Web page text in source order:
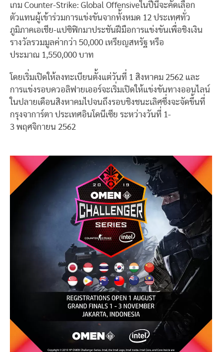
เกม Counter-Strike: Global Offensiveในปีนี้จะคัดเลือก
ตัวแทนผู้เข้าร่วมการแข่งขันจากทั้งหมด 12 ประเทศทั่ว
ภูมิภาคเอเชีย-แปซิฟิกมาประชันฝีมือการแข่งขันเพื่อชิงเงิน
รางวัลรวมมูลค่ากว่า 50,000 เหรียญสหรัฐ หรือ
ประมาณ 1,550,000 บาท
โดยเริ่มเปิดให้ลงทะเบียนตั้งแต่วันที่ 1 สิงหาคม 2562 และ
การแข่งรอบควอลิฟายเออร์จะเริ่มเปิดให้แข่งขันทางออนไลน์
ในปลายเดือนสิงหาคมไปจนถึงรอบชิงชนะเลิศซึ่งจะจัดขึ้นที่
กรุงจาการ์ตา ประเทศอินโดนีเซีย ระหว่างวันที่ 1-
3 พฤศจิกายน 2562